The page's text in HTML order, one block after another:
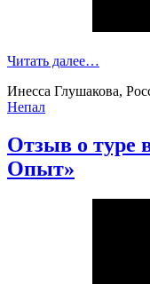
Читать далее…
Инесса Глушакова,
Непал
Отзыв о туре
Опыт»